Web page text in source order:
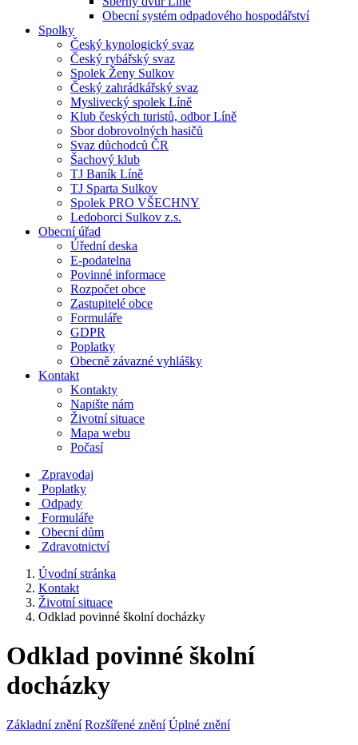
Obecní systém odpadového hospodářství
Spolky
Český kynologický svaz
Český rybářský svaz
Spolek Ženy Sulkov
Český zahrádkářský svaz
Myslivecký spolek Líně
Klub českých turistů, odbor Líně
Sbor dobrovolných hasičů
Svaz důchodců ČR
Šachový klub
TJ Baník Líně
TJ Sparta Sulkov
Spolek PRO VŠECHNY
Ledoborci Sulkov z.s.
Obecní úřad
Úřední deska
E-podatelna
Povinné informace
Rozpočet obce
Zastupitelé obce
Formuláře
GDPR
Poplatky
Obecně závazné vyhlášky
Kontakt
Kontakty
Napište nám
Životní situace
Mapa webu
Počasí
Zpravodaj
Poplatky
Odpady
Formuláře
Obecní dům
Zdravotnictví
Úvodní stránka
Kontakt
Životní situace
Odklad povinné školní docházky
Odklad povinné školní
docházky
Základní znění Rozšířené znění Úplné znění